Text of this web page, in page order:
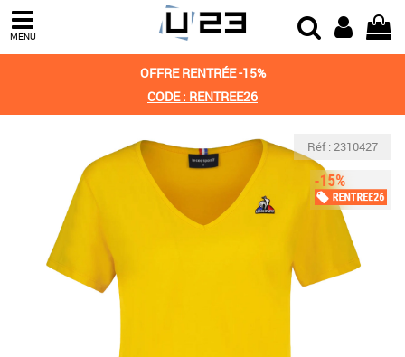
MENU
OFFRE RENTRÉE -15%
CODE : RENTREE26
Réf : 2310427